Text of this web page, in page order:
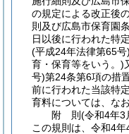
の規定による改正後
則及び広島市保育園
日以後に行われた特
(平成24年法律第65号)
育・保育等をいう。)
号)第24条第6項の措
前に行われた当該特
育料については、な
附 則(令和4年3
この規則は、令和4年